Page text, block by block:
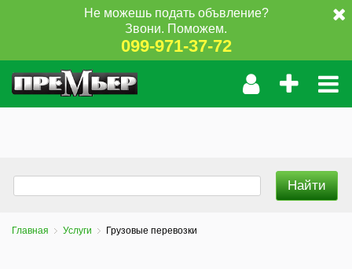
Не можешь подать объвление?
Звони. Поможем.
099-971-37-72
Главная Услуги Грузовые перевозки